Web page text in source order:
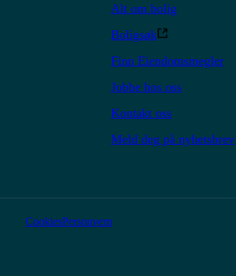
Alt om bolig
Boligsøk
Finn Eiendomsmegler
Jobbe hos oss
Kontakt oss
Meld deg på nyhetsbrev
CookiesPersonvern